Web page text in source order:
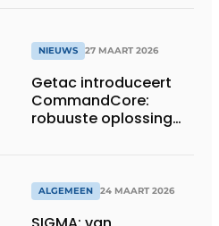
NIEUWS 27 MAART 2026
Getac introduceert
CommandCore:
robuuste oplossing
ALGEMEEN 24 MAART 2026